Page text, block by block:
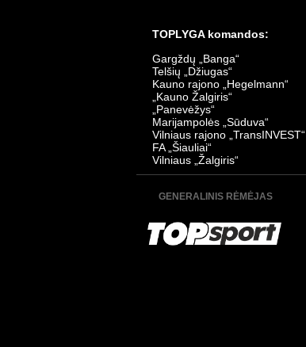
Sūduva - TransInvest 0:0
Data:2026-07-06
TOPLYGA komandos:
Gargždų „Banga“
Telšių „Džiugas“
Kauno rajono „Hegelmann“
„Kauno Žalgiris“
„Panevėžys“
Marijampolės „Sūduva“
Vilniaus rajono „TransINVEST“
FA „Šiauliai“
Vilniaus „Žalgiris“
GENERALINIS RĖMĖJAS